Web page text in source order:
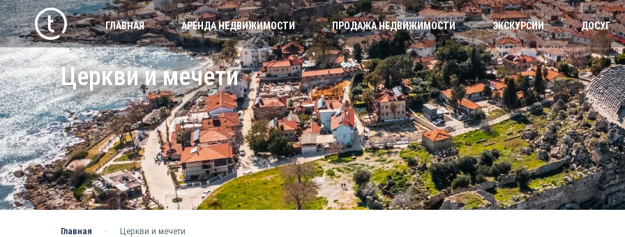
ГЛАВНАЯ АРЕНДА НЕДВИЖИМОСТИ ПРОДАЖА НЕДВИЖИМОСТИ ЭКСКУРСИИ ДОСУГ
Церкви и мечети
Главная Церкви и мечети